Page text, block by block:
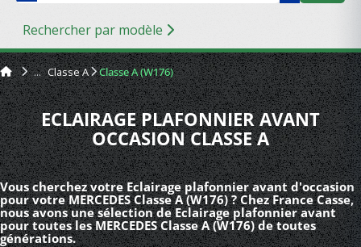
Rechercher par modèle
Classe A Classe A (W176)
ECLAIRAGE PLAFONNIER AVANT
OCCASION CLASSE A
Vous cherchez votre Eclairage plafonnier avant d'occasion
pour votre MERCEDES Classe A (W176) ? Chez France Casse,
nous avons une sélection de Eclairage plafonnier avant
pour toutes les MERCEDES Classe A (W176) de toutes
générations.